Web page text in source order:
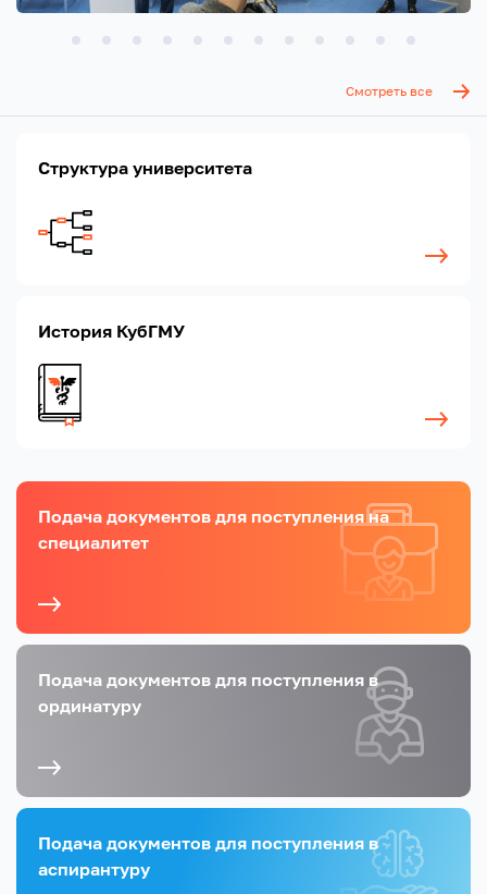
Смотреть все
Структура университета
История КубГМУ
Подача документов для поступления на
специалитет
Подача документов для поступления в
ординатуру
Подача документов для поступления в
аспирантуру